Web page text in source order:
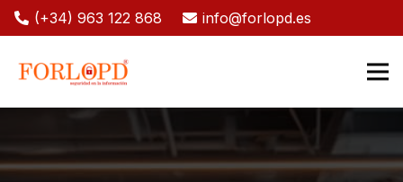
(+34) 963 122 868 info@forlopd.es